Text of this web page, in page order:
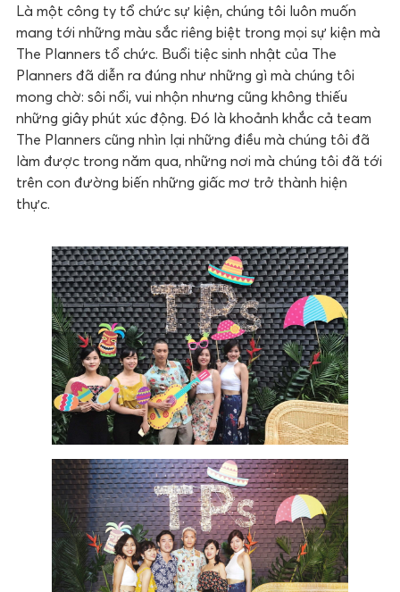
Là một công ty tổ chức sự kiện, chúng tôi luôn muốn
mang tới những màu sắc riêng biệt trong mọi sự kiện mà
The Planners tổ chức. Buổi tiệc sinh nhật của The
Planners đã diễn ra đúng như những gì mà chúng tôi
mong chờ: sôi nổi, vui nhộn nhưng cũng không thiếu
những giây phút xúc động. Đó là khoảnh khắc cả team
The Planners cũng nhìn lại những điều mà chúng tôi đã
làm được trong năm qua, những nơi mà chúng tôi đã tới
trên con đường biến những giấc mơ trở thành hiện
thực.